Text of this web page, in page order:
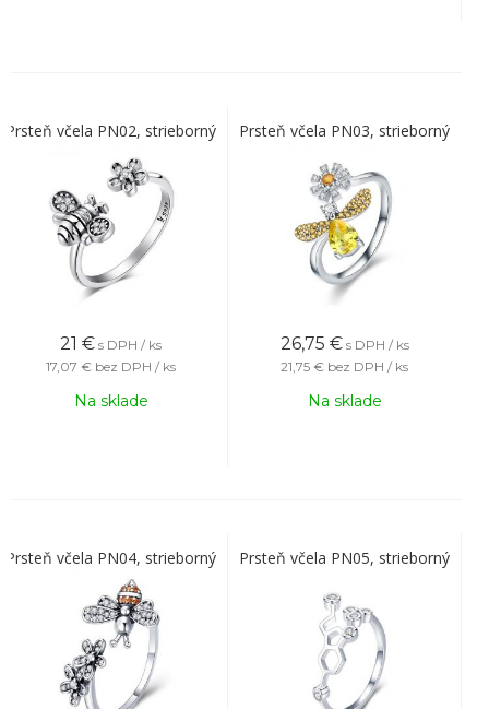
Prsteň včela PN02, strieborný
21 € s DPH / ks
17,07 € bez DPH / ks
Na sklade
Prsteň včela PN03, strieborný
26,75 € s DPH / ks
21,75 € bez DPH / ks
Na sklade
Prsteň včela PN04, strieborný Prsteň včela PN05, strieborný